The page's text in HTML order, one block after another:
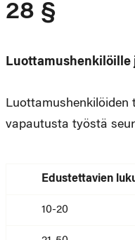
28 §
Luottamushenkilöille
Luottamushenkilöiden
vapautusta työstä
Edustettavien
10-20